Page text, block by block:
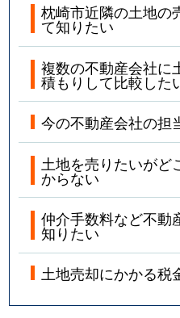
枕崎市近隣の土地の
て知りたい
複数の不動産会社に
積もりして比較した
今の不動産会社の担
土地を売りたいがど
からない
仲介手数料など不動
知りたい
土地売却にかかる税